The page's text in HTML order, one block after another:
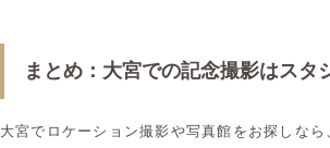
まとめ：大宮での記念撮影はスタ
大宮でロケーション撮影や写真館をお探しな